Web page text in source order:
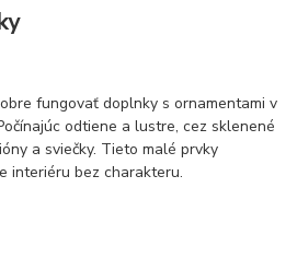
fungovať doplnky s ornamentami v
odtiene a lustre, cez sklenené
a sviečky. Tieto malé prvky
interiéru bez charakteru.